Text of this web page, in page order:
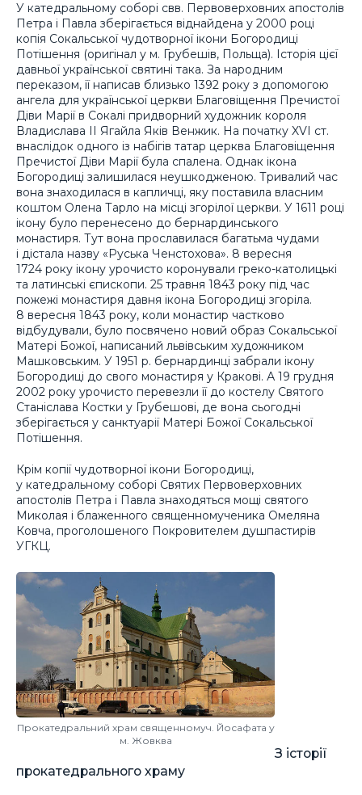
У катедральному соборі свв. Первоверховних апостолів
Петра і Павла зберігається віднайдена у 2000 році
копія Сокальської чудотворної ікони Богородиці
Потішення (оригінал у м. Грубешів, Польща). Історія цієї
давньої української святині така. За народним
переказом, її написав близько 1392 року з допомогою
ангела для української церкви Благовіщення Пречистої
Діви Марії в Сокалі придворний художник короля
Владислава ІІ Ягайла Яків Венжик. На початку XVI cт.
внаслідок одного із набігів татар церква Благовіщення
Пречистої Діви Марії була спалена. Однак ікона
Богородиці залишилася неушкодженою. Тривалий час
вона знаходилася в капличці, яку поставила власним
коштом Олена Тарло на місці згорілої церкви. У 1611 році
ікону було перенесено до бернардинського
монастиря. Тут вона прославилася багатьма чудами
і дістала назву «Руська Ченстохова». 8 вересня
1724 року ікону урочисто коронували греко-католицькі
та латинські єпископи. 25 травня 1843 року під час
пожежі монастиря давня ікона Богородиці згоріла.
8 вересня 1843 року, коли монастир частково
відбудували, було посвячено новий образ Сокальської
Матері Божої, написаний львівським художником
Машковським. У 1951 р. бернардинці забрали ікону
Богородиці до свого монастиря у Кракові. А 19 грудня
2002 року урочисто перевезли її до костелу Святого
Станіслава Костки у Грубешові, де вона сьогодні
зберігається у санктуарії Матері Божої Сокальської
Потішення.
Крім копії чудотворної ікони Богородиці,
у катедральному соборі Святих Первоверховних
апостолів Петра і Павла знаходяться мощі святого
Миколая і блаженного священномученика Омеляна
Ковча, проголошеного Покровителем душпастирів
УГКЦ.
Прокатедральний храм священномуч. Йосафата у
м. Жовква
З історії
прокатедрального храму